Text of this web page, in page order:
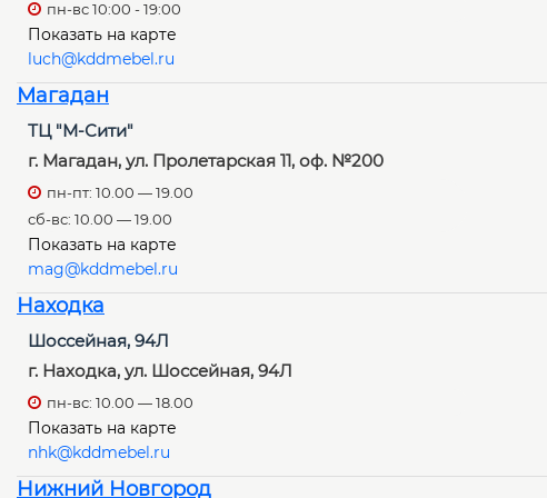
пн-вс 10:00 - 19:00
Показать на карте
luch@kddmebel.ru
Магадан
ТЦ "М-Сити"
г. Магадан, ул. Пролетарская 11, оф. №200
пн-пт: 10.00 — 19.00
сб-вс: 10.00 — 19.00
Показать на карте
mag@kddmebel.ru
Находка
Шоссейная, 94Л
г. Находка, ул. Шоссейная, 94Л
пн-вс: 10.00 — 18.00
Показать на карте
nhk@kddmebel.ru
Нижний Новгород